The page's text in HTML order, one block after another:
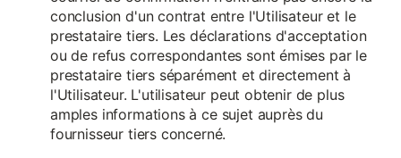
conclusion d'un contrat entre l'Utilisateur et le
prestataire tiers. Les déclarations d'acceptation
ou de refus correspondantes sont émises par le
prestataire tiers séparément et directement à
l'Utilisateur. L'utilisateur peut obtenir de plus
amples informations à ce sujet auprès du
fournisseur tiers concerné.